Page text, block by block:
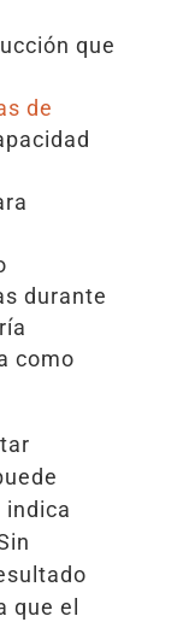
que
de
durante
como
indica
que el